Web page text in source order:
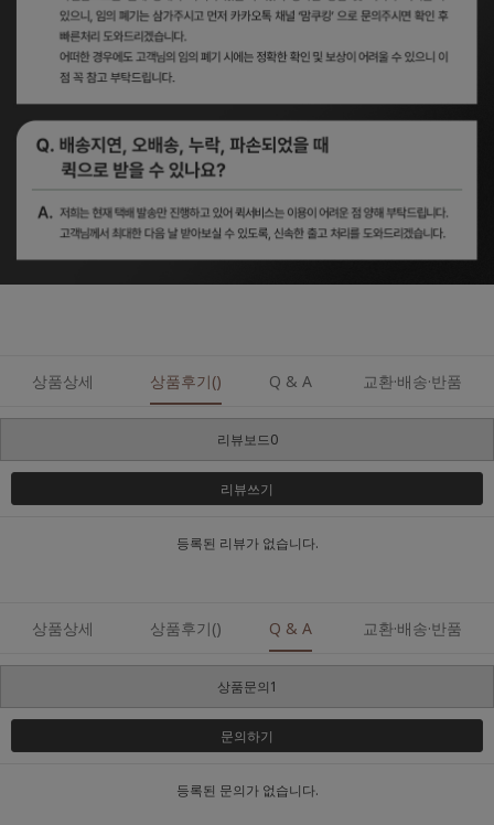
상품상세 상품후기() Q & A 교환·배송·반품
리뷰보드0
리뷰쓰기
등록된 리뷰가 없습니다.
상품상세 상품후기() Q & A 교환·배송·반품
상품문의1
문의하기
등록된 문의가 없습니다.